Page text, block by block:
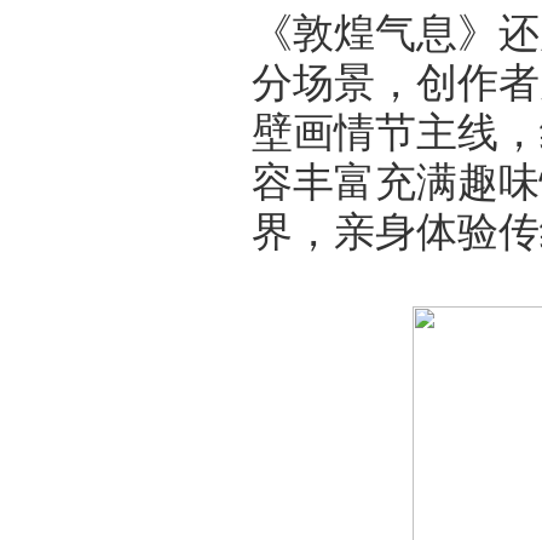
《敦煌气息》
分场景，创作
壁画情节主线
容丰富充满趣
界，亲身体验